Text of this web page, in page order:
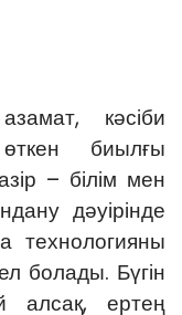
кәсіби
биылғы
– білім мен
дәуірінде
технологияны
болады. Бүгін
алсақ, ертең